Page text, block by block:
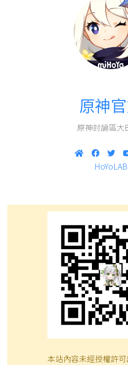
原神
原神討論區大
HoYoLAB
本站內容未經授權許